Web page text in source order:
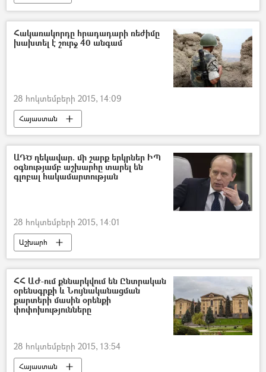
Հակառակորդը հրադադարի ռեժիմը
խախտել է շուրջ 40 անգամ
28 հոկտեմբերի 2015, 14:09
Հայաստան
ԱԴԾ ղեկավար. մի շարք երկրներ ԻՊ
օգնությամբ աշխարհը տարել են
գլոբալ հակամարտության
28 հոկտեմբերի 2015, 14:01
Աշխարհ
ՀՀ ԱԺ-ում քննարկվում են Ընտրական
օրենսգրքի և Նույնականացման
քարտերի մասին օրենքի
փոփոխությունները
28 հոկտեմբերի 2015, 13:54
Հայաստան